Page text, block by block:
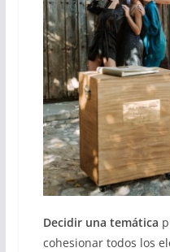
Decidir una temática
cohesionar todos los